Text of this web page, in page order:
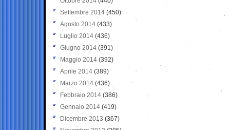
Settembre 2014 (450)
Agosto 2014 (433)
Luglio 2014 (436)
Giugno 2014 (391)
Maggio 2014 (392)
Aprile 2014 (389)
Marzo 2014 (436)
Febbraio 2014 (386)
Gennaio 2014 (419)
Dicembre 2013 (367)